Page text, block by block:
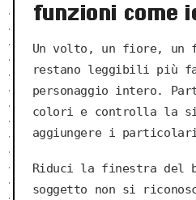
funzioni come
Un volto, un fiore, un
restano leggibili più
personaggio intero.
colori e controlla la
aggiungere i
Riduci la finestra del
soggetto non si